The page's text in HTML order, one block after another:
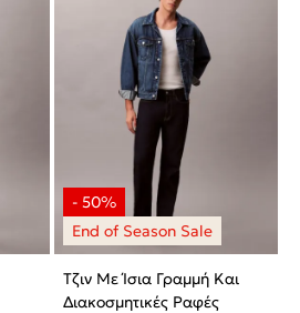
Τζιν Με Ίσια Γραμμή Και
Διακοσμητικές Ραφές